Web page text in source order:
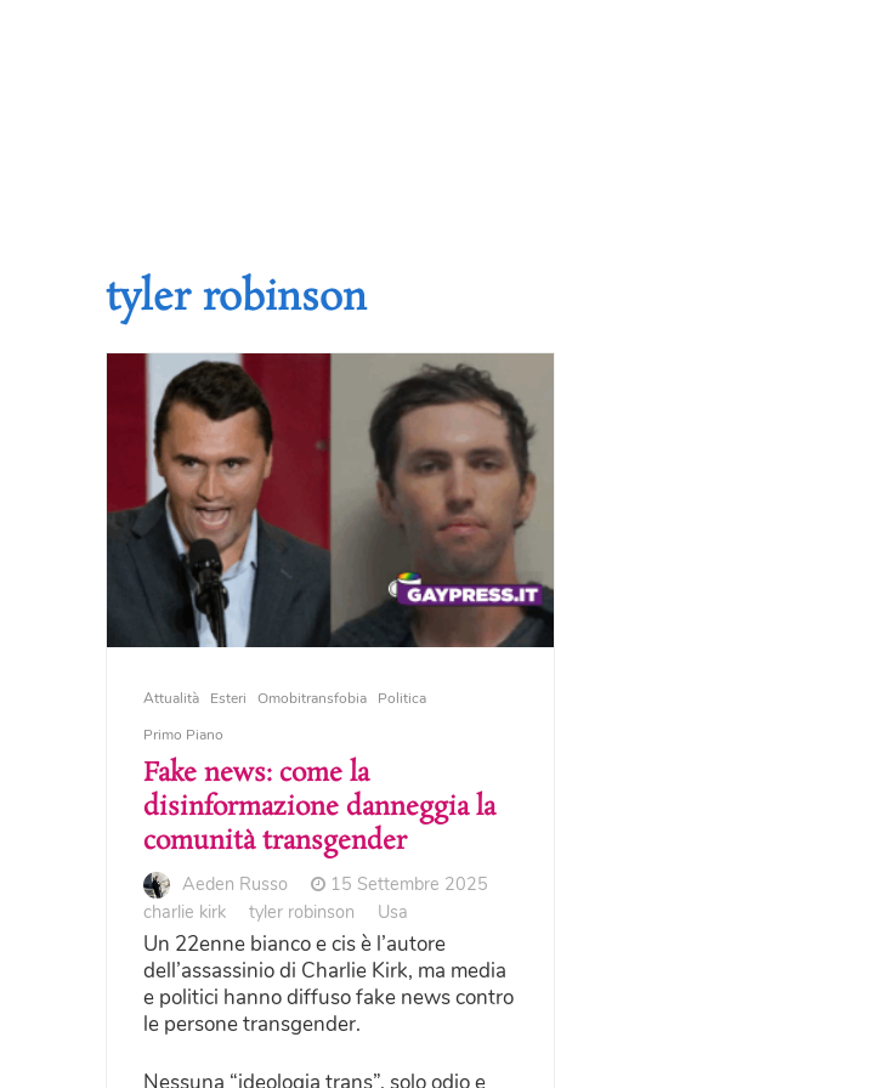
tyler robinson
Attualità Esteri Omobitransfobia
Politica
Primo Piano
Fake news: come la
disinformazione danneggia la
comunità transgender
Aeden Russo
15 Settembre 2025
charlie kirk
tyler robinson Usa
Un 22enne bianco e cis è l’autore
dell’assassinio di Charlie Kirk, ma media
e politici hanno diffuso fake news contro
le persone transgender.
Nessuna “ideologia trans”, solo odio e